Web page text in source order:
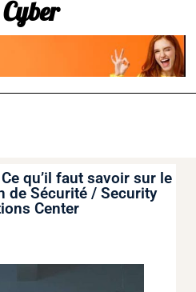
qu’il faut savoir sur le
de Sécurité / Security
Center